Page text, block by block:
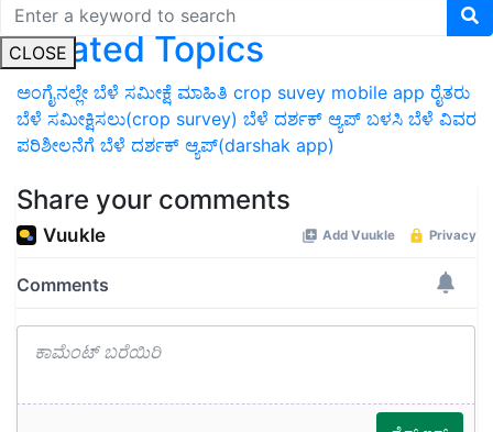
CLOSE
Related Topics
ಅಂಗೈನಲ್ಲೇ ಬೆಳೆ ಸಮೀಕ್ಷೆ ಮಾಹಿತಿ crop suvey mobile app ರೈತರು
ಬೆಳೆ ಸಮೀಕ್ಷಿಸಲು(crop survey) ಬೆಳೆ ದರ್ಶಕ್ ಆ್ಯಪ್‌ ಬಳಸಿ ಬೆಳೆ ವಿವರ
ಪರಿಶೀಲನೆಗೆ ಬೆಳೆ ದರ್ಶಕ್ ಆ್ಯಪ್‌(darshak app)
Share your comments